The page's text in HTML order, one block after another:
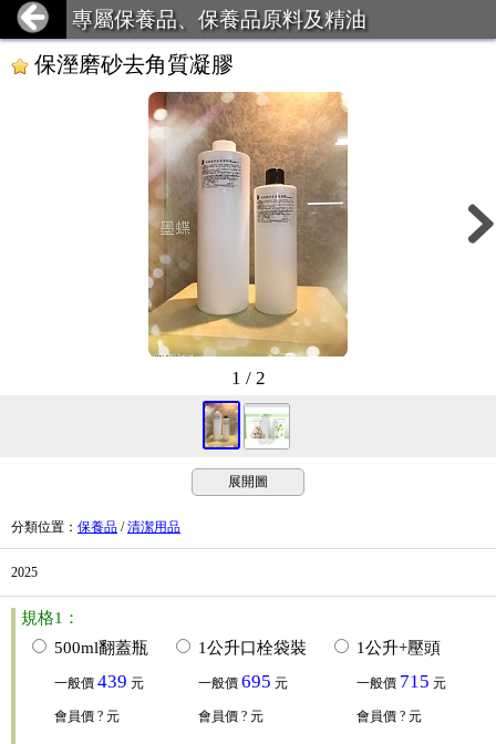
專屬保養品、保養品原料及精油
保溼磨砂去角質凝膠
1 / 2
展開圖
分類位置 ： 保養品 /清潔用品
2025
規格1：
500ml翻蓋瓶
一般價 439 元
會員價 ? 元
1公升口栓袋裝
一般價 695 元
會員價 ? 元
1公升+壓頭
一般價 715 元
會員價 ? 元